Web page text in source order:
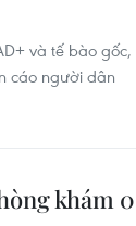
và tế bào gốc,
cáo người dân
khám 0